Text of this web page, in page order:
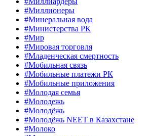
#Миллионеры
#Минеральная вода
#Министерства РК
#Мир
#Мировая торговля
#Младенческая смертность
#Мобильная связь
#Мобильные платежи РК
#Мобильные приложения
#Молодая семья
#Молодежь
#Молодёжь
#Молодёжь NEET в Казахстане
#Молоко